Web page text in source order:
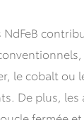
le cobalt ou
De plus, les